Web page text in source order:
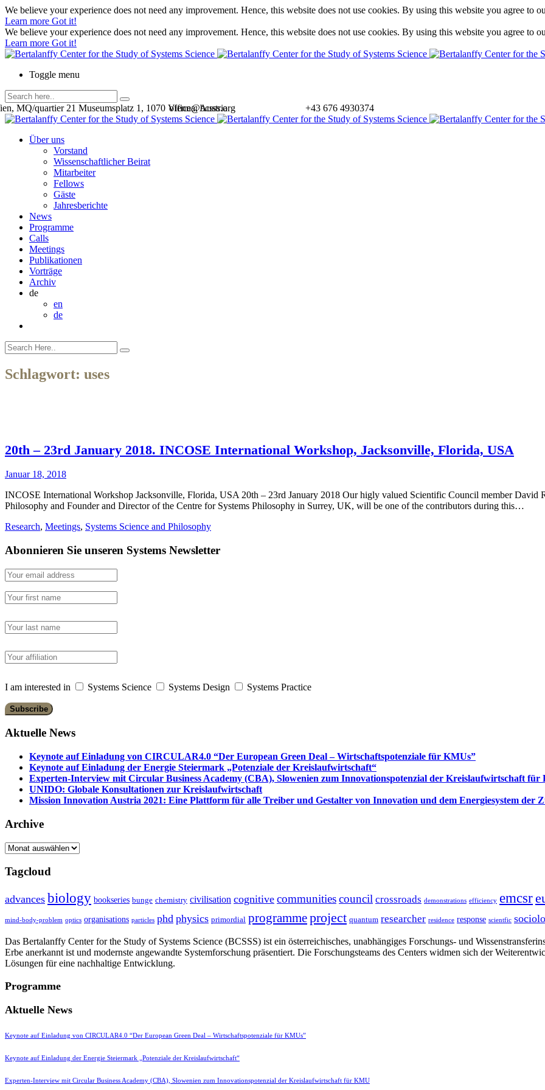
We believe your experience does not need any improvement. Hence, this website does not use cookies. By using this website you agree to
Learn more Got it!
We believe your experience does not need any improvement. Hence, this website does not use cookies. By using this website you agree to
Learn more Got it!
Toggle menu
+43 676 4930374
office@bcsss.org
MQ/quartier 21 Museumsplatz 1, 1070 Vienna, Austria
Über uns
Vorstand
Wissenschaftlicher Beirat
Mitarbeiter
Fellows
Gäste
Jahresberichte
News
Programme
Calls
Meetings
Publikationen
Vorträge
Archiv
de
en
de
Schlagwort: uses
20th – 23rd January 2018. INCOSE International Workshop, Jacksonville, Florida, USA
Januar 18, 2018
INCOSE International Workshop Jacksonville, Florida, USA 20th – 23rd January 2018 Our higly valued Scientific Council member David
Philosophy and Founder and Director of the Centre for Systems Philosophy in Surrey, UK, will be one of the contributors during this…
Research, Meetings, Systems Science and Philosophy
Abonnieren Sie unseren Systems Newsletter
I am interested in Systems Science Systems Design Systems Practice
Aktuelle News
Keynote auf Einladung von CIRCULAR4.0 “Der European Green Deal – Wirtschaftspotenziale für KMUs”
Keynote auf Einladung der Energie Steiermark „Potenziale der Kreislaufwirtschaft“
Experten-Interview mit Circular Business Academy (CBA), Slowenien zum Innovationspotenzial der Kreislaufwirtschaft für
UNIDO: Globale Konsultationen zur Kreislaufwirtschaft
Mission Innovation Austria 2021: Eine Plattform für alle Treiber und Gestalter von Innovation und dem Energiesystem der
Archive
Archive
Tagcloud
advances biology bookseries bunge chemistry civilisation cognitive communitiescouncil crossroads demonstrations efficiency emcsr
mind-body-problem optics organisations particles phd physics primordial programmeproject quantum researcher residence response scientfic
Das Bertalanffy Center for the Study of Systems Science (BCSSS) ist ein österreichisches, unabhängiges Forschungs- und
Erbe anerkannt ist und modernste angewandte Systemforschung präsentiert. Die Forschungsteams des Centers widmen sich der
Lösungen für eine nachhaltige Entwicklung.
Programme
Aktuelle News
Keynote auf Einladung von CIRCULAR4.0 “Der European Green Deal – Wirtschaftspotenziale für KMUs”
Keynote auf Einladung der Energie Steiermark „Potenziale der Kreislaufwirtschaft“
Experten-Interview mit Circular Business Academy (CBA), Slowenien zum Innovationspotenzial der Kreislaufwirtschaft für KMU